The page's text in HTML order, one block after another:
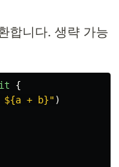
합니다. 생략 가능
{
${a + b}")